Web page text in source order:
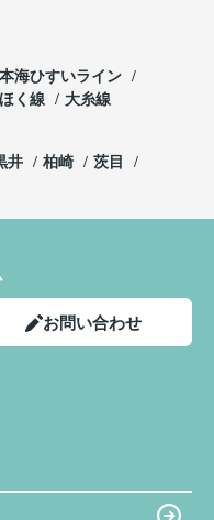
海ひすいライン
く線 大糸線
井 柏崎
茨目
お問い合わせ